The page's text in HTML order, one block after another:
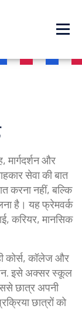
मार्गदर्शन और
सेवाकी बात
करना नहीं, बल्कि
है। यह फ्रेमवर्क
करियर, मानसिक
कोर्स, कॉलेज और
. इसे अक्सर स्कूल
छात्र अपनी
छात्रों को